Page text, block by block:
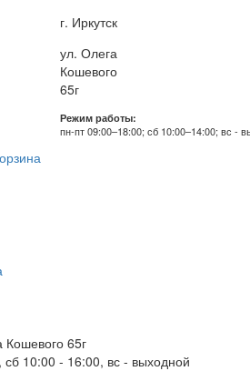
г. Иркутск
ул. Олега
Кошевого
65г
Режим работы:
пн-пт 09:00–18:00; сб 10:00–14:00; вс -
Кошевого 65г
сб 10:00 - 16:00, вс - выходной